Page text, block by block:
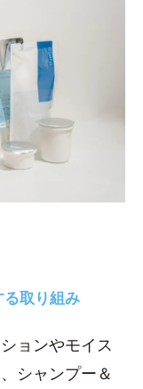
取り組み
ョンやモイス
シャンプー＆